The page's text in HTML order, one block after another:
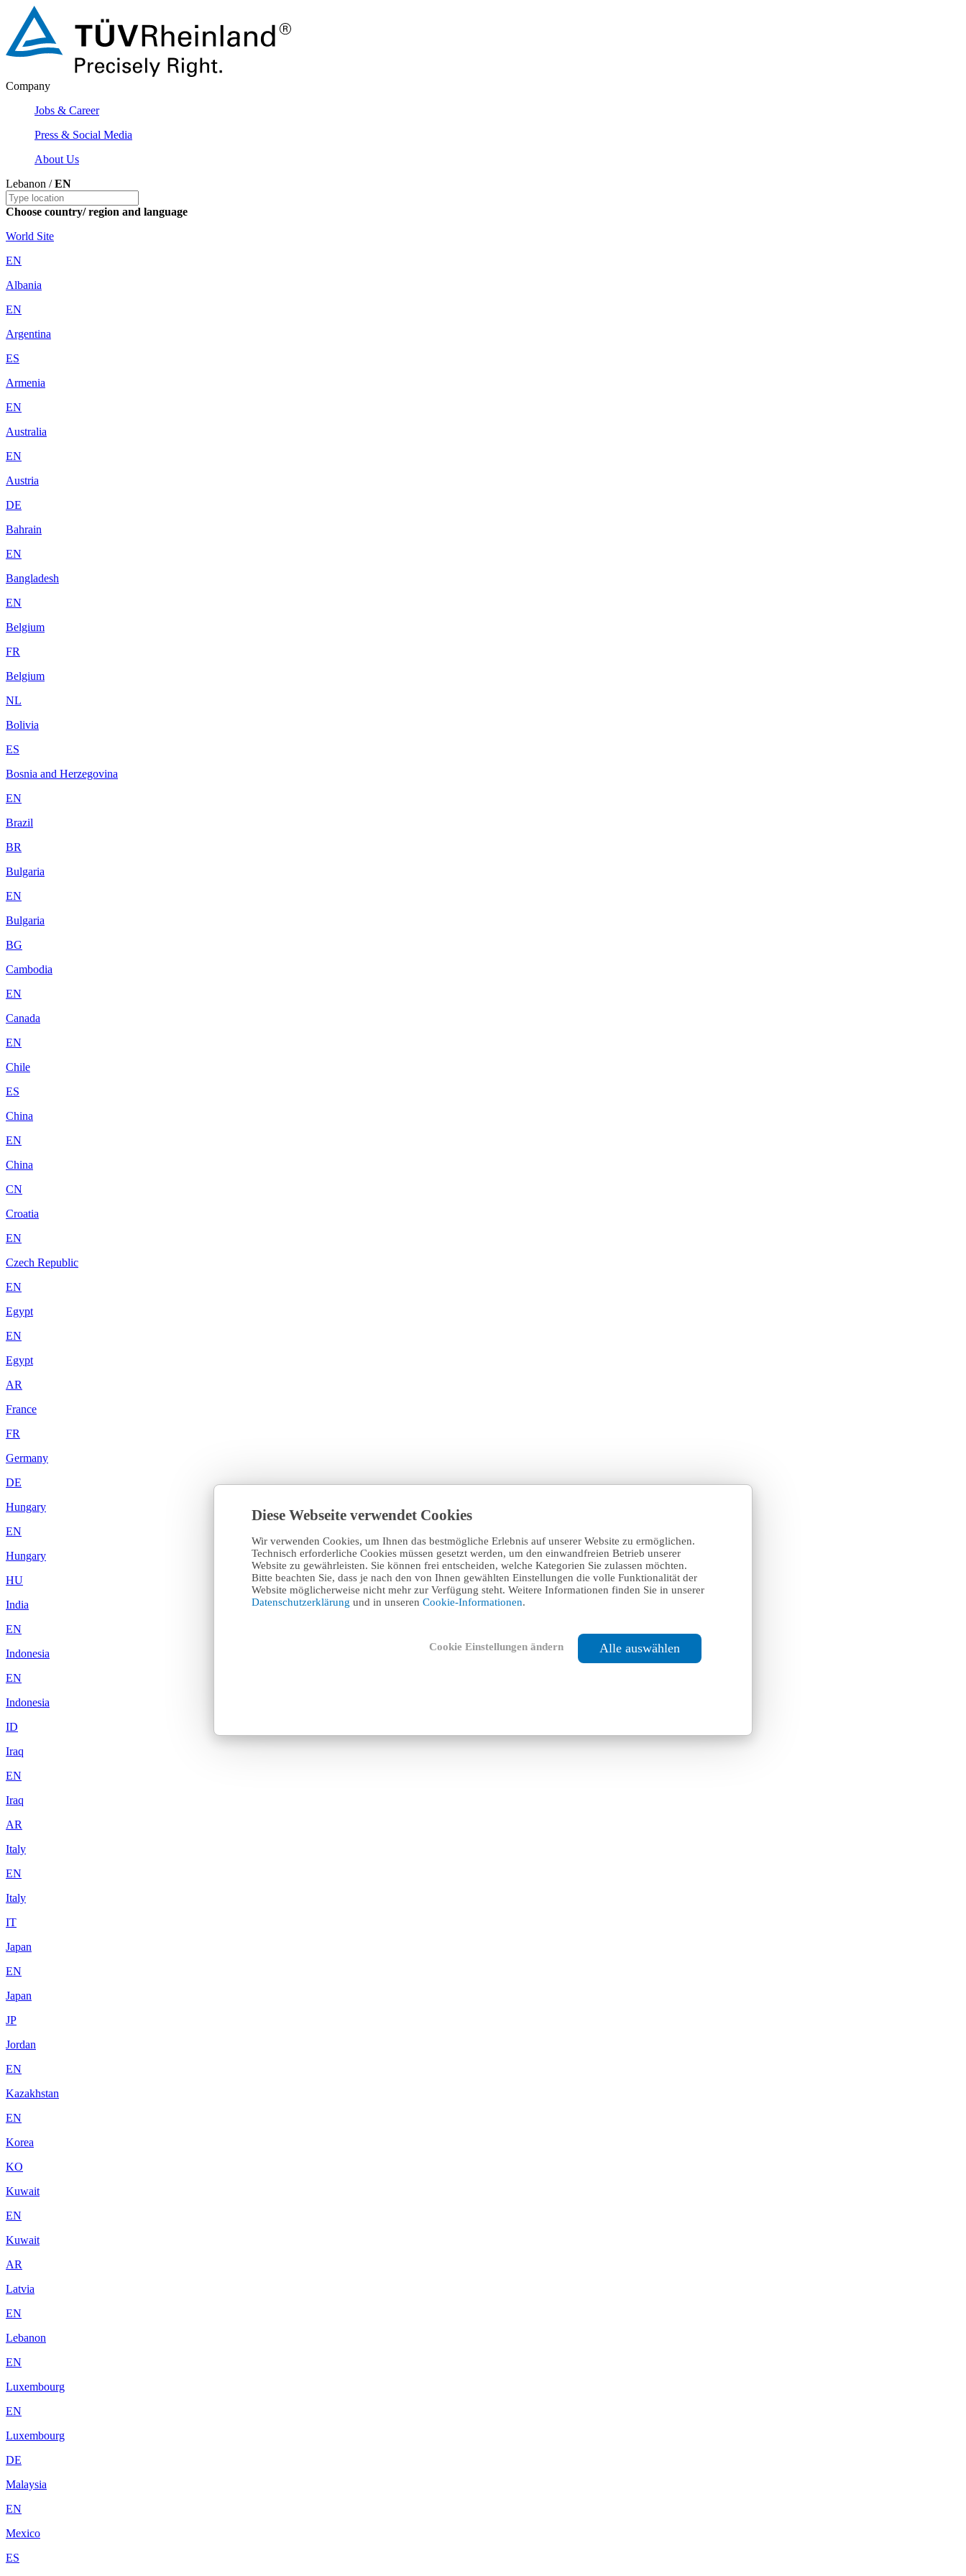
Diese Webseite verwendet Cookies
Wir verwenden Cookies, um Ihnen das bestmögliche Erlebnis auf unserer Website zu ermöglichen.
Technisch erforderliche Cookies müssen gesetzt werden, um den einwandfreien Betrieb unserer
Website zu gewährleisten. Sie können frei entscheiden, welche Kategorien Sie zulassen möchten.
Bitte beachten Sie, dass je nach den von Ihnen gewählten Einstellungen die volle Funktionalität der
Website möglicherweise nicht mehr zur Verfügung steht. Weitere Informationen finden Sie in unserer
Datenschutzerklärung und in unseren Cookie-Informationen.
Cookie Einstellungen ändern Alle auswählen
Company
Jobs & Career
Press & Social Media
About Us
Lebanon /EN
Choose country/ region and language
World Site
EN
Albania
EN
Argentina
ES
Armenia
EN
Australia
EN
Austria
DE
Bahrain
EN
Bangladesh
EN
Belgium
FR
Belgium
NL
Bolivia
ES
Bosnia and Herzegovina
EN
Brazil
BR
Bulgaria
EN
Bulgaria
BG
Cambodia
EN
Canada
EN
Chile
ES
China
EN
China
CN
Croatia
EN
Czech Republic
EN
Egypt
EN
Egypt
AR
France
FR
Germany
DE
Hungary
EN
Hungary
HU
India
EN
Indonesia
EN
Indonesia
ID
Iraq
EN
Iraq
AR
Italy
EN
Italy
IT
Japan
EN
Japan
JP
Jordan
EN
Kazakhstan
EN
Korea
KO
Kuwait
EN
Kuwait
AR
Latvia
EN
Lebanon
EN
Luxembourg
EN
Luxembourg
DE
Malaysia
EN
Mexico
ES